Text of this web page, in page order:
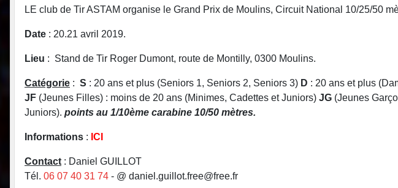
LE club de Tir ASTAM organise le Grand Prix de Moulins, Circuit National 10/25/50
Date : 20.21 avril 2019.
Lieu : Stand de Tir Roger Dumont, route de Montilly, 0300 Moulins.
Catégorie : S : 20 ans et plus (Seniors 1, Seniors 2, Seniors 3) D : 20 ans et plus
JF (Jeunes Filles) : moins de 20 ans (Minimes, Cadettes et Juniors) JG (Jeunes
Juniors). points au 1/10ème carabine 10/50 mètres.
Informations : ICI
Contact : Daniel GUILLOT
Tél. 06 07 40 31 74 - @ daniel.guillot.free@free.fr